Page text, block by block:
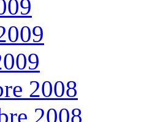
2008
2008